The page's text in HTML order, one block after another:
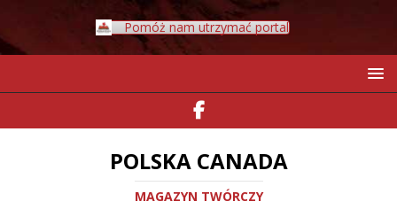
Pomóż nam utrzymać portal
POLSKA CANADA
MAGAZYN TWÓRCZY